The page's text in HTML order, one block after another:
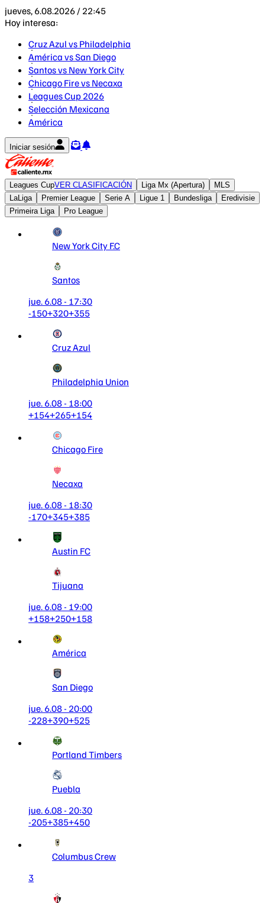
jueves, 6.08.2026 / 22:45
Hoy interesa:
Cruz Azul vs Philadelphia
América vs San Diego
Santos vs New York City
Chicago Fire vs Necaxa
Leagues Cup 2026
Selección Mexicana
América
Iniciar sesión
Leagues CupVER CLASIFICACIÓN Liga Mx (Apertura)
MLS
LaLiga
Premier League Serie A Ligue 1 Bundesliga
Eredivisie
Primeira Liga
Pro League
New York City F.C
Santos
jue. 6.08 - 17:30
-150+320+355
Cruz Azul
Philadelphia Union
jue. 6.08 - 18:00
+154+265+154
Chicago Fire
Necaxa
jue. 6.08 - 18:30
-170+345+385
Austin FC
Tijuana
jue. 6.08 - 19:00
+158+250+158
América
San Diego
jue. 6.08 - 20:00
-228+390+525
Portland Timbers
Puebla
jue. 6.08 - 20:30
-205+385+450
Columbus Crew
3